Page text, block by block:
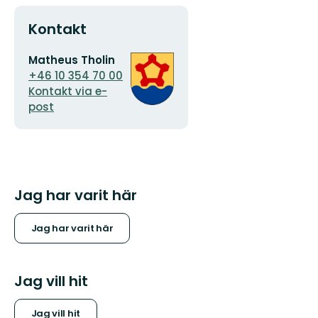
Kontakt
E-
postadress
Matheus Tholin
+46 10 354 70 00
Kontakt via e-
post
Organisationens
logotyp
Jag har varit här
Jag har varit här
Jag vill hit
Jag vill hit